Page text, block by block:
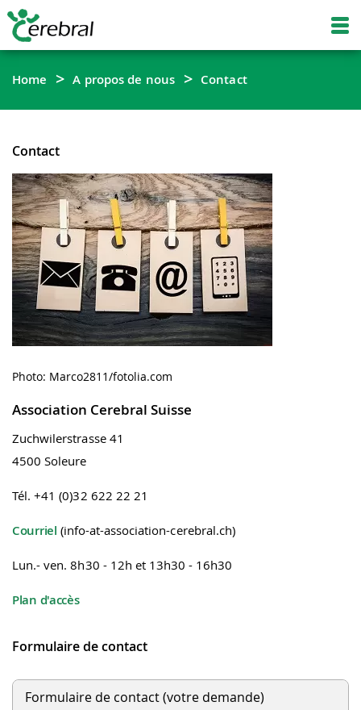
Home A propos de nous Contact
Contact
Photo: Marco2811/fotolia.com
Association Cerebral Suisse
Zuchwilerstrasse 41
4500 Soleure
Tél. +41 (0)32 622 22 21
Courriel (info-at-association-cerebral.ch)
Lun.- ven. 8h30 - 12h et 13h30 - 16h30
Plan d'accès
Formulaire de contact
Formulaire de contact (votre demande)